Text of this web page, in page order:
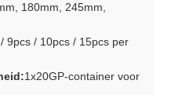
180mm, 245mm,
9pcs / 10pcs / 15pcs per
1x20GP-container voor